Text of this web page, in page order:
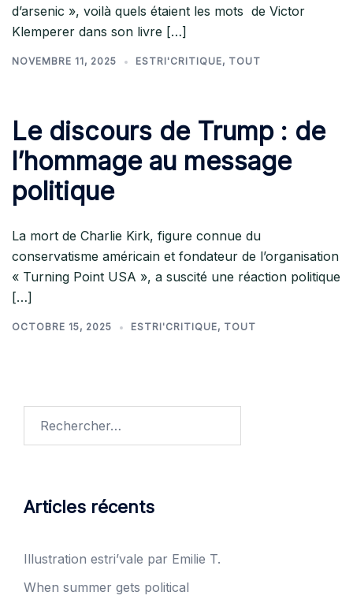
d’arsenic », voilà quels étaient les mots de Victor
Klemperer dans son livre […]
NOVEMBRE 11, 2025 ESTRI'CRITIQUE, TOUT
Le discours de Trump : de
l’hommage au message
politique
La mort de Charlie Kirk, figure connue du
conservatisme américain et fondateur de l’organisation
« Turning Point USA », a suscité une réaction politique
[…]
OCTOBRE 15, 2025 ESTRI'CRITIQUE, TOUT
Articles récents
Illustration estri’vale par Emilie T.
When summer gets political